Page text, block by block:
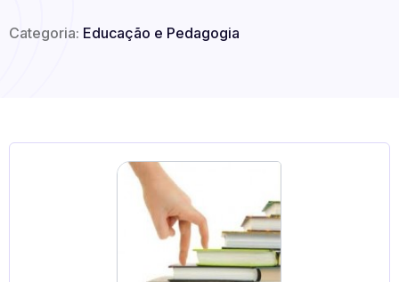
Categoria: Educação e Pedagogia